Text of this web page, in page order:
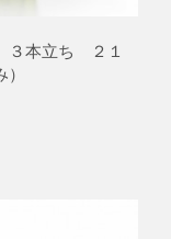
本立ち ２１